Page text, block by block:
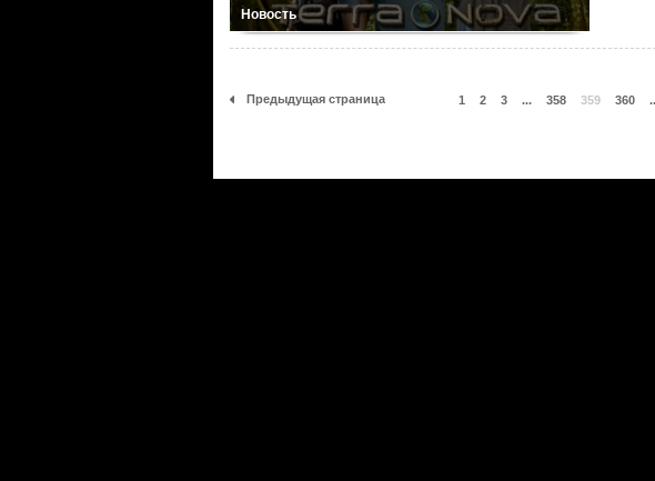
Новость
Предыдущая страница 1 2 3 ... 358 359 360